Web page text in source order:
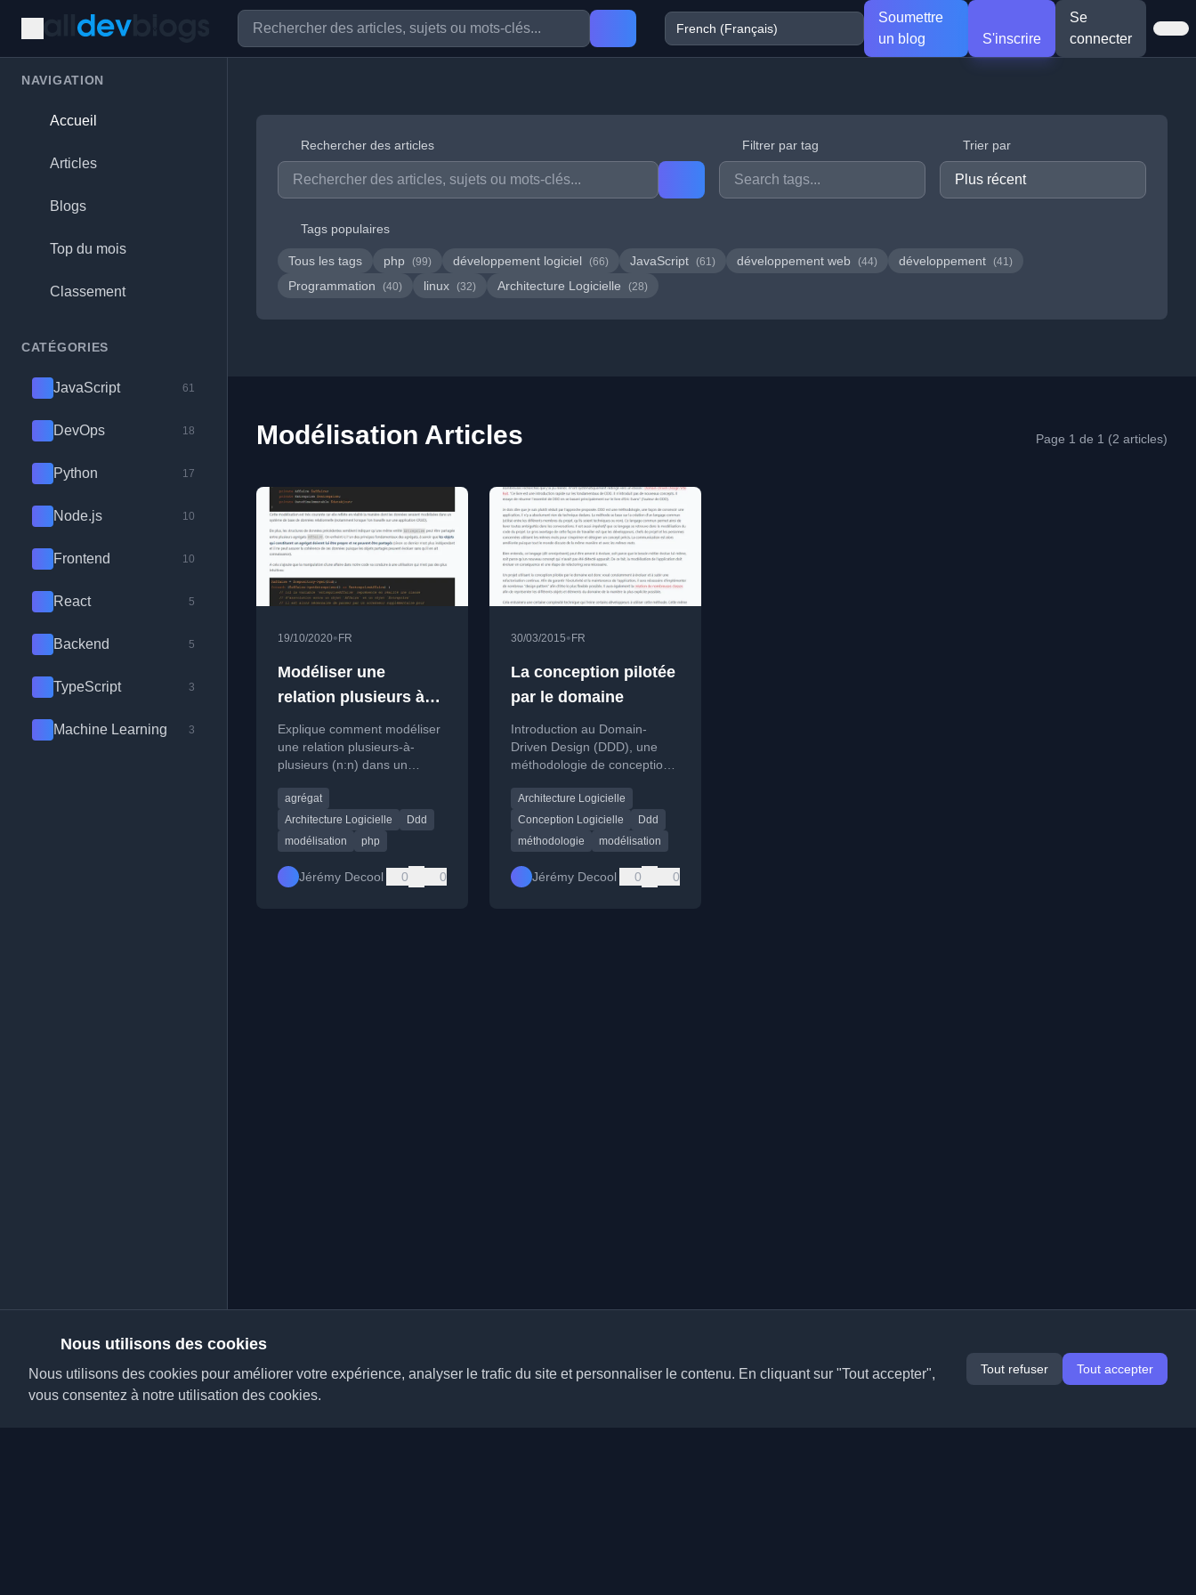
Soumettre
un blog
S'inscrire
Se
connecter
NAVIGATION
Accueil
Articles
Blogs
Top du mois
Classement
CATÉGORIES
JavaScript 61
DevOps 18
Python 17
Node.js 10
Frontend 10
React 5
Backend 5
TypeScript 3
Machine Learning 3
Rechercher des articles Filtrer par tag Trier par
Tags populaires
Tous les tags php (99) développement logiciel (66) JavaScript (61) développement web (44) développement (41)
Programmation (40) linux (32) Architecture Logicielle (28)
Modélisation Articles Page 1 de 1 (2 articles)
19/10/2020• FR
Modéliser une
relation plusieurs à
plusieurs (n:n) dans
un agrégat
Explique comment modéliser
une relation plusieurs-à-
plusieurs (n:n) dans un
partage d'entités et en
conservant l'intégrité.
agrégat
Architecture Logicielle
Ddd
modélisation
php
Jérémy Decool 0 0
30/03/2015• FR
La conception pilotée
par le domaine
Introduction au Domain-
Driven Design (DDD), une
méthodologie de conception
domaine métier et le langage
commun.
Architecture Logicielle
Conception Logicielle
Ddd
méthodologie
modélisation
Jérémy Decool 0 0
Nous utilisons des cookies
Nous utilisons des cookies pour améliorer votre expérience, analyser le trafic du site et personnaliser le contenu. En cliquant sur "Tout accepter",
vous consentez à notre utilisation des cookies.
Tout refuser Tout accepter